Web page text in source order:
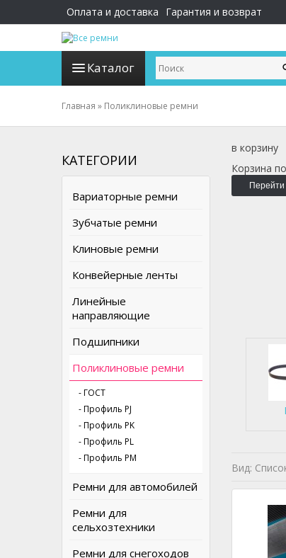
Оплата и доставка Гарантия и возврат
Каталог
Главная » Поликлиновые ремни
КАТЕГОРИИ
Вариаторные ремни
Зубчатые ремни
Клиновые ремни
Конвейерные ленты
Линейные
направляющие
Подшипники
Поликлиновые ремни
- ГОСТ
- Профиль PJ
- Профиль PK
- Профиль PL
- Профиль PM
Ремни для автомобилей
Ремни для
сельхозтехники
Ремни для снегоходов
в корзину
Корзина
Перейти
Вид: